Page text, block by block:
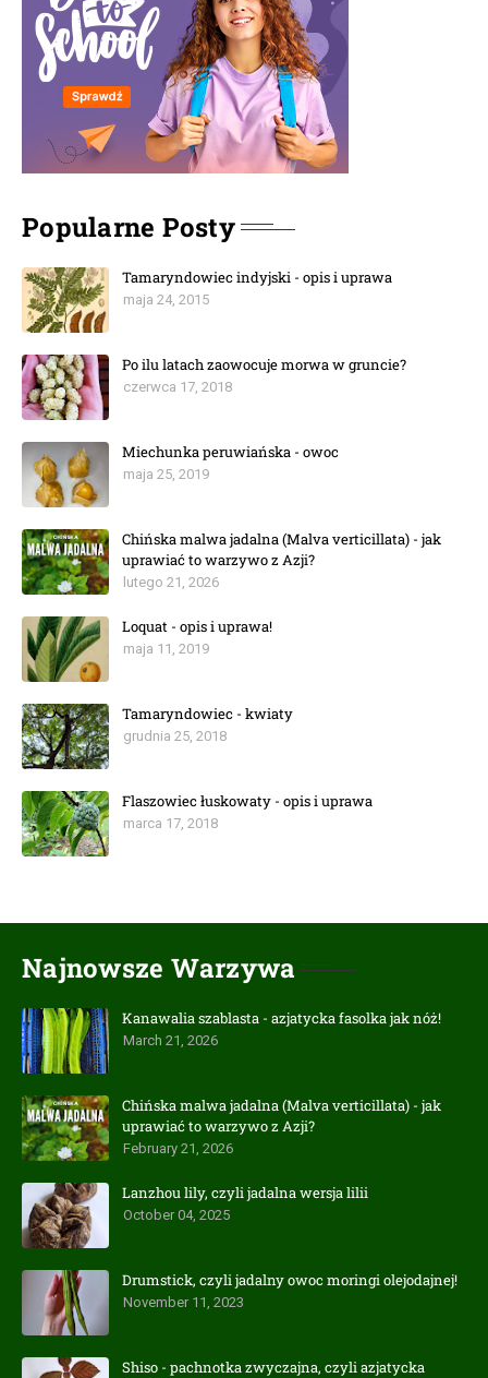
Popularne Posty
Tamaryndowiec indyjski - opis i uprawa
maja 24, 2015
Po ilu latach zaowocuje morwa w gruncie?
czerwca 17, 2018
Miechunka peruwiańska - owoc
maja 25, 2019
Chińska malwa jadalna (Malva verticillata) - jak
uprawiać to warzywo z Azji?
lutego 21, 2026
Loquat - opis i uprawa!
maja 11, 2019
Tamaryndowiec - kwiaty
grudnia 25, 2018
Flaszowiec łuskowaty - opis i uprawa
marca 17, 2018
Najnowsze Warzywa
Kanawalia szablasta - azjatycka fasolka jak nóż!
March 21, 2026
Chińska malwa jadalna (Malva verticillata) - jak
uprawiać to warzywo z Azji?
February 21, 2026
Lanzhou lily, czyli jadalna wersja lilii
October 04, 2025
Drumstick, czyli jadalny owoc moringi olejodajnej!
November 11, 2023
Shiso - pachnotka zwyczajna, czyli azjatycka